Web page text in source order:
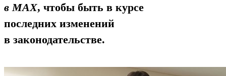
в MAX, чтобы быть в курсе
последних изменений
в законодательстве.